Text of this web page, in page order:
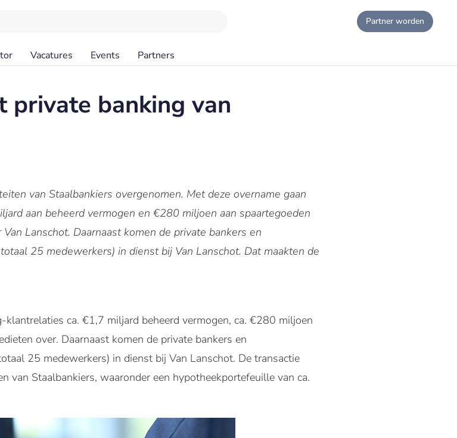
Partner worden
Vacatures Events Partners
private banking van
van Staalbankiers overgenomen. Met deze overname gaan
aan beheerd vermogen en €280 miljoen aan spaartegoeden
Lanschot. Daarnaast komen de private bankers en
25 medewerkers) in dienst bij Van Lanschot. Dat maakten de
ca. €1,7 miljard beheerd vermogen, ca. €280 miljoen
over. Daarnaast komen de private bankers en
25 medewerkers) in dienst bij Van Lanschot. De transactie
van Staalbankiers, waaronder een hypotheekportefeuille van ca.